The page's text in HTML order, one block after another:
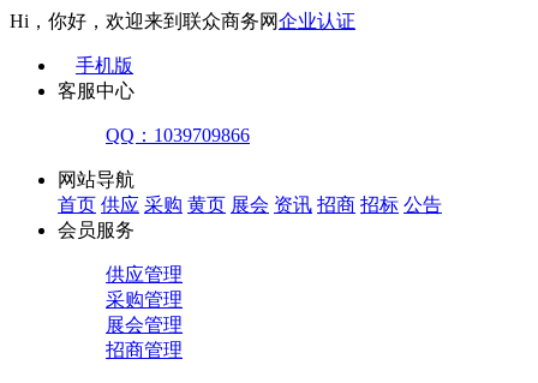
Hi，你好，欢迎来到联众商务网企业认证
手机版
客服中心
QQ：1039709866
网站导航
首页 供应 采购 黄页 展会 资讯 招商 招标 公告
会员服务
供应管理
采购管理
展会管理
招商管理